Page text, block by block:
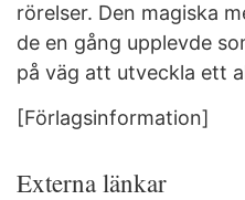
rörelser. Den magiska
de en gång upplevde
på väg att utveckla ett
[Förlagsinformation]
Externa länkar